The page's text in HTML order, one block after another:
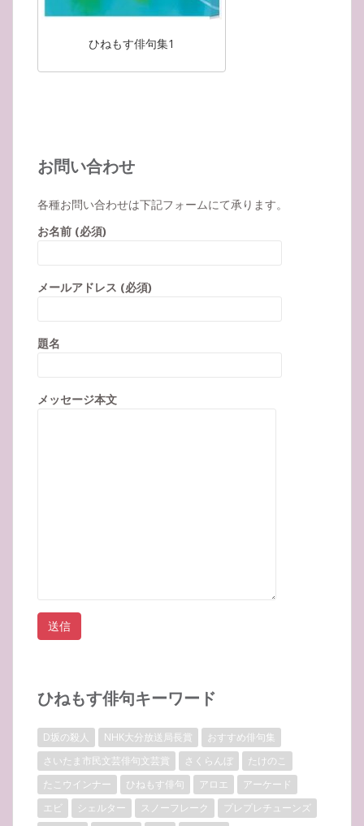
ひねもす俳句集1
お問い合わせ
各種お問い合わせは下記フォームにて承ります。
お名前 (必須)
メールアドレス (必須)
題名
メッセージ本文
ひねもす俳句キーワード
D坂の殺人 NHK大分放送局長賞
おすすめ俳句集
さいたま市民文芸俳句文芸賞
さくらんぼ
たけのこ
たこウインナー
ひねもす俳句 アロエ
アーケード
エビ
シェルター スノーフレーク
プレプレチューンズ